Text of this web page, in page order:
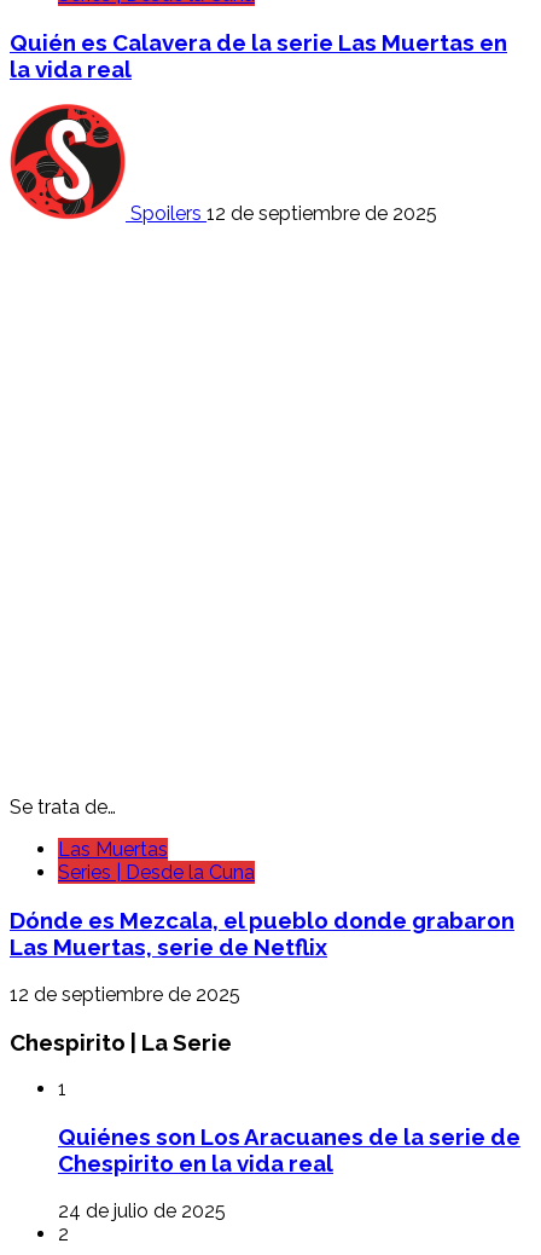
Quién es Calavera de la serie Las Muertas en
la vida real
Spoilers 12 de septiembre de 2025
Se trata de…
Las Muertas
Series | Desde la Cuna
Dónde es Mezcala, el pueblo donde grabaron
Las Muertas, serie de Netflix
12 de septiembre de 2025
Chespirito | La Serie
1
Quiénes son Los Aracuanes de la serie de
Chespirito en la vida real
24 de julio de 2025
2